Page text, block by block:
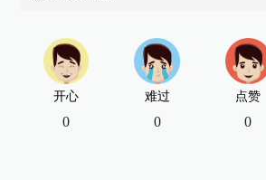
开心
0
难过
0
点赞
0